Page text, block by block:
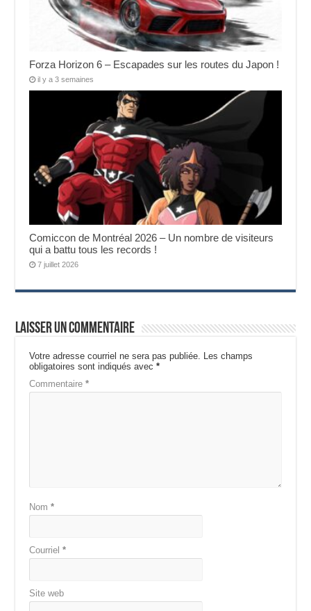
Forza Horizon 6 – Escapades sur les routes du Japon !
il y a 3 semaines
Comiccon de Montréal 2026 – Un nombre de visiteurs
qui a battu tous les records !
7 juillet 2026
Laisser un commentaire
Votre adresse courriel ne sera pas publiée. Les champs
obligatoires sont indiqués avec*
Commentaire*
Nom*
Courriel*
Site web